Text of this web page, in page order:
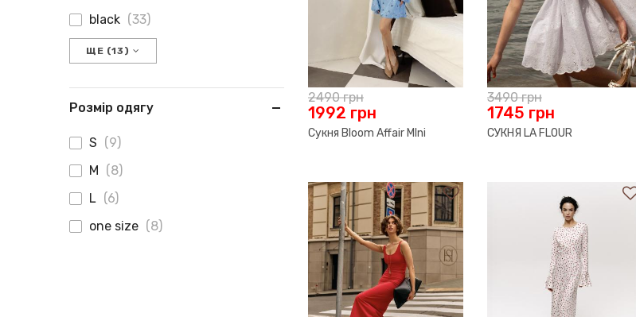
black (33)
ЩЕ (13)
Розмір одягу
S (9)
M (8)
L (6)
one size (8)
2490грн
1992 грн
Сукня Bloom Affair MIni
3490грн
1745 грн
СУКНЯ LA FLOUR